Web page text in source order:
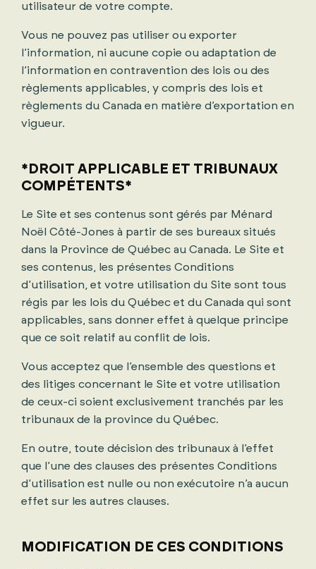
utilisateur de votre compte.
Vous ne pouvez pas utiliser ou exporter
l’information, ni aucune copie ou adaptation de
l’information en contravention des lois ou des
règlements applicables, y compris des lois et
règlements du Canada en matière d’exportation en
vigueur.
*DROIT APPLICABLE ET TRIBUNAUX
COMPÉTENTS*
Le Site et ses contenus sont gérés par Ménard
Noël Côté-Jones à partir de ses bureaux situés
dans la Province de Québec au Canada. Le Site et
ses contenus, les présentes Conditions
d’utilisation, et votre utilisation du Site sont tous
régis par les lois du Québec et du Canada qui sont
applicables, sans donner effet à quelque principe
que ce soit relatif au conflit de lois.
Vous acceptez que l’ensemble des questions et
des litiges concernant le Site et votre utilisation
de ceux-ci soient exclusivement tranchés par les
tribunaux de la province du Québec.
En outre, toute décision des tribunaux à l’effet
que l’une des clauses des présentes Conditions
d’utilisation est nulle ou non exécutoire n’a aucun
effet sur les autres clauses.
MODIFICATION DE CES CONDITIONS